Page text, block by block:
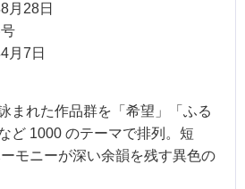
月28日
月7日
まれた作品群を「希望」「ふる
ど 1000 のテーマで排列。短
モニーが深い余韻を残す異色の